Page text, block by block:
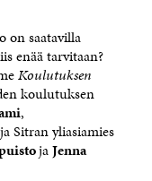
on saatavilla
enää tarvitaan?
Koulutuksen
koulutuksen
,
Sitran yliasiamies
jaJenna